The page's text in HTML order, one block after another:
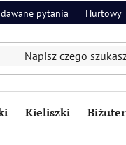
pytania Hurtowy
Kieliszki